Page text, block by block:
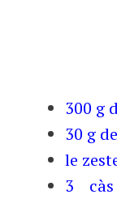
300 g
30 g de
le
3